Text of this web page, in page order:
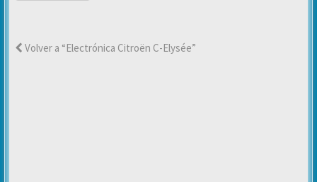
Volver a “Electrónica Citroën C-Elysée”